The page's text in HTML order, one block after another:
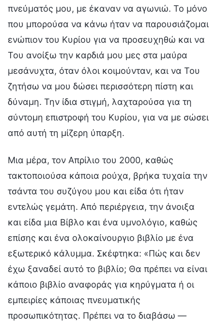
πνεύματός μου, με έκαναν να αγωνιώ. Το μόνο
που μπορούσα να κάνω ήταν να παρουσιάζομαι
ενώπιον του Κυρίου για να προσευχηθώ και να
Του ανοίξω την καρδιά μου μες στα μαύρα
μεσάνυχτα, όταν όλοι κοιμούνταν, και να Του
ζητήσω να μου δώσει περισσότερη πίστη και
δύναμη. Την ίδια στιγμή, λαχταρούσα για τη
σύντομη επιστροφή του Κυρίου, για να με σώσει
από αυτή τη μίζερη ύπαρξη.
Μια μέρα, τον Απρίλιο του 2000, καθώς
τακτοποιούσα κάποια ρούχα, βρήκα τυχαία την
τσάντα του συζύγου μου και είδα ότι ήταν
εντελώς γεμάτη. Από περιέργεια, την άνοιξα
και είδα μια Βίβλο και ένα υμνολόγιο, καθώς
επίσης και ένα ολοκαίνουργιο βιβλίο με ένα
εξωτερικό κάλυμμα. Σκέφτηκα: «Πώς και δεν
έχω ξαναδεί αυτό το βιβλίο; Θα πρέπει να είναι
κάποιο βιβλίο αναφοράς για κηρύγματα ή οι
εμπειρίες κάποιας πνευματικής
προσωπικότητας. Πρέπει να το διαβάσω —